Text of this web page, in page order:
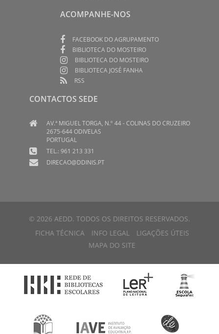
ACOMPANHE-NOS
FACEBOOK DO AGRUPAMENTO
BIBLIOTECA DO MOSTEIRO
BIBLIOTECA DO MOSTEIRO
BIBLIOTECA JOSÉ FANHA
RSS
CONTACTOS SEDE
AV.ª MIGUEL TORGA, N.º 44 - COLINAS DO CRUZEIRO
2675-644 ODIVELAS
PORTUGAL
TEL.: 961 213 331
DIRECAO@DDINIS.PT
© 2026 AEDD. TODOS OS DIREITOS RESERVADOS.
FICHA TÉCNICA
INFO LEGAL
LIGAÇÕES ÚTEIS
MAPA DO SITE